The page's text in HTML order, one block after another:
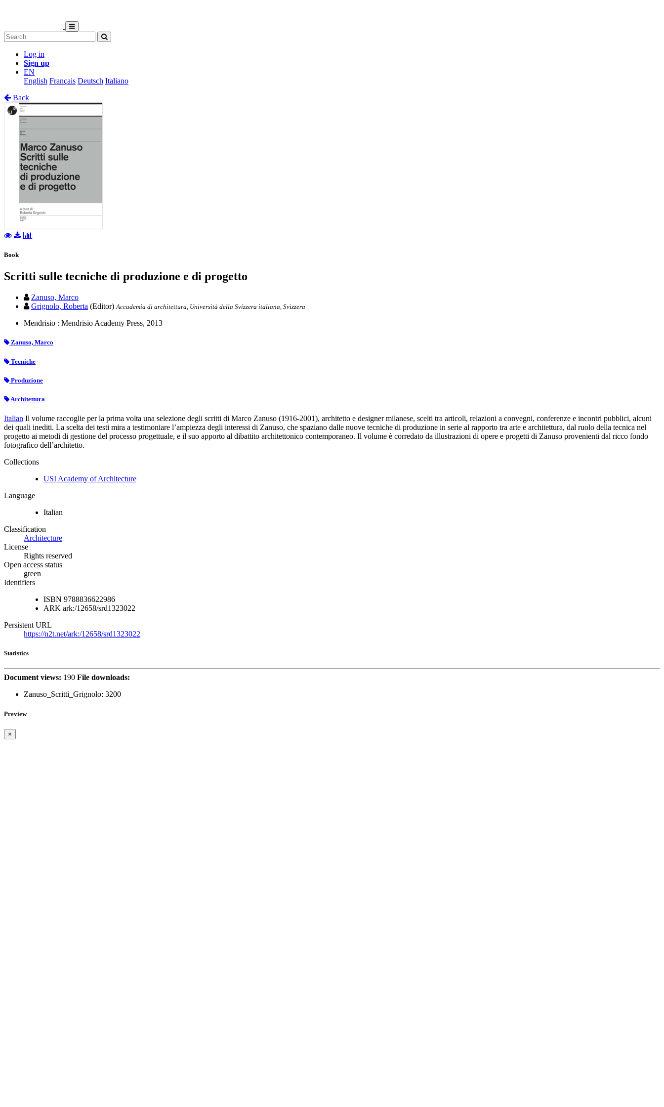
Log in
Sign up
EN
English Français Deutsch Italiano
Back
Book
Scritti sulle tecniche di produzione e di progetto
Zanuso, Marco
Grignolo, Roberta (Editor) Accademia di architettura, Università della Svizzera italiana, Svizzera
Mendrisio : Mendrisio Academy Press, 2013
Zanuso, Marco
Tecniche
Produzione
Architettura
Italian Il volume raccoglie per la prima volta una selezione degli scritti di Marco Zanuso (1916-2001), architetto e designer milanese, scelti tra articoli, relazioni a convegni, conferenze e incontri pubblici, alcuni
dei quali inediti. La scelta dei testi mira a testimoniare l’ampiezza degli interessi di Zanuso, che spaziano dalle nuove tecniche di produzione in serie al rapporto tra arte e architettura, dal ruolo della tecnica nel
progetto ai metodi di gestione del processo progettuale, e il suo apporto al dibattito architettonico contemporaneo. Il volume è corredato da illustrazioni di opere e progetti di Zanuso provenienti dal ricco fondo
fotografico dell’architetto.
Collections
USI Academy of Architecture
Language
Italian
Classification
Architecture
License
Rights reserved
Open access status
green
Identifiers
ISBN 9788836622986
ARK ark:/12658/srd1323022
Persistent URL
https://n2t.net/ark:/12658/srd1323022
Statistics
Document views: 190 File downloads:
Zanuso_Scritti_Grignolo: 3200
Preview
×